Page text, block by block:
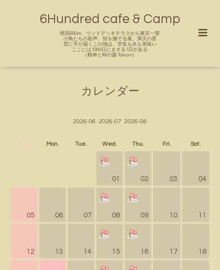
6Hundred cafe & Camp
標高600m、ウッドデッキテラスから東京一望
小鳥たちの歌声、頬を撫でる風、満天の星
雲に手が届くこの地は、空気も水も美味い
ここには1000日にまさる1日がある
（精神と時の森 Tokian）
カレンダー
2026-06 2026-07 2026-08
Mon. Tue. Wed. Thu. Fri. Sat.
01 02 03 04
05 06 07 08 09 10 11
12 13 14 15 16 17 18